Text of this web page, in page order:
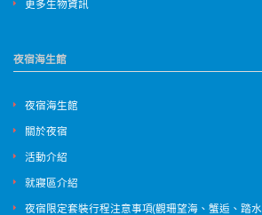
更多生物資訊
夜宿海生館
夜宿海生館
關於夜宿
活動介紹
就寢區介紹
夜宿限定套裝行程注意事項(觀珊望海、蟹逅、踏